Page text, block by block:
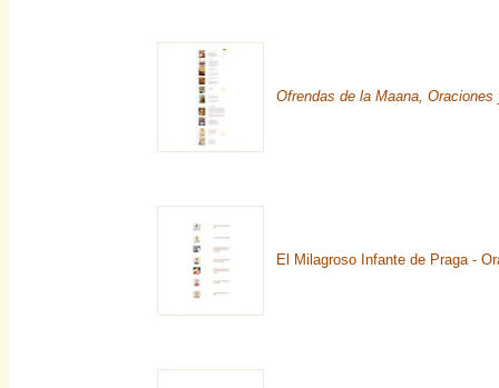
Ofrendas de la Maana, Oraciones
El Milagroso Infante de Praga -